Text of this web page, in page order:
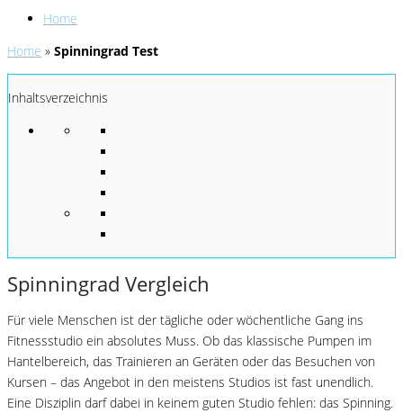
Home
Home » Spinningrad Test
Inhaltsverzeichnis
Spinningrad Vergleich
Für viele Menschen ist der tägliche oder wöchentliche Gang ins
Fitnessstudio ein absolutes Muss. Ob das klassische Pumpen im
Hantelbereich, das Trainieren an Geräten oder das Besuchen von
Kursen – das Angebot in den meistens Studios ist fast unendlich.
Eine Disziplin darf dabei in keinem guten Studio fehlen: das Spinning.